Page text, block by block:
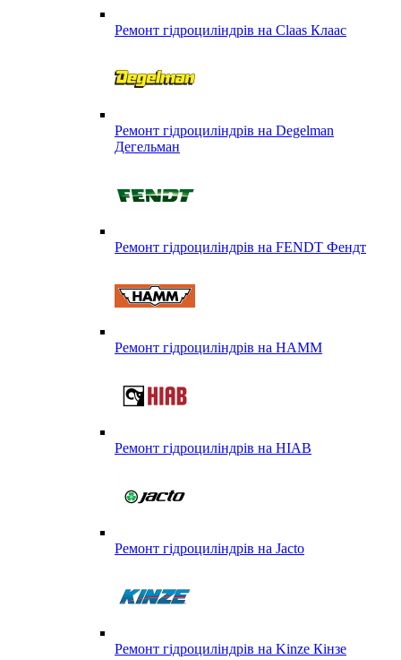
Ремонт гідроциліндрів на Claas Клаас
Ремонт гідроциліндрів на Degelman
Дегельман
Ремонт гідроциліндрів на FENDT Фендт
Ремонт гідроциліндрів на HAMM
Ремонт гідроциліндрів на HIAB
Ремонт гідроциліндрів на Jacto
Ремонт гідроциліндрів на Kinze Кінзе